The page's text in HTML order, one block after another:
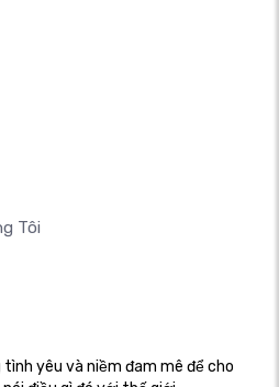
Tôi
yêu và niềm đam mê để cho